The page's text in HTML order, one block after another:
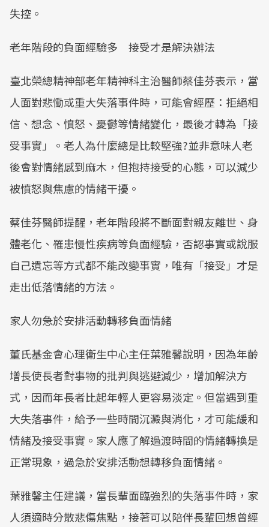
失控。
老年階段的負面經驗多 接受才是解決辦法
臺北榮總精神部老年精神科主治醫師蔡佳芬表示，當
人面對悲慟或重大失落事件時，可能會經歷：拒絕相
信、想念、憤怒、憂鬱等情緒變化，最後才轉為「接
受事實」。老人為什麼總是比較堅強?並非意味人老
後會對情緒感到麻木，但抱持接受的心態，可以減少
被憤怒與焦慮的情緒干擾。
蔡佳芬醫師提醒，老年階段將不斷面對親友離世、身
體老化、罹患慢性疾病等負面經驗，否認事實或說服
自己遺忘等方式都不能改變事實，唯有「接受」才是
走出低落情緒的方法。
家人勿急於安排活動轉移負面情緒
董氏基金會心理衛生中心主任葉雅馨說明，因為年齡
增長使長者對事物的批判與逃避減少，增加解決方
式，因而年長者比起年輕人更容易淡定。但當遇到重
大失落事件，給予一些時間沉澱與消化，才可能緩和
情緒及接受事實。家人應了解過渡時間的情緒轉換是
正常現象，過急於安排活動想轉移負面情緒。
葉雅馨主任建議，當長輩面臨強烈的失落事件時，家
人須適時分散悲傷焦點，接著可以陪伴長輩回想曾經